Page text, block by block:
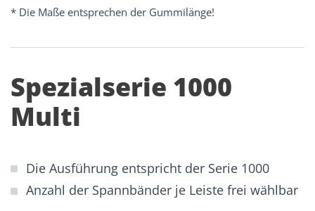
* Die Maße entsprechen der Gummilänge!
Spezialserie 1000
Multi
Die Ausführung entspricht der Serie 1000
Anzahl der Spannbänder je Leiste frei wählbar